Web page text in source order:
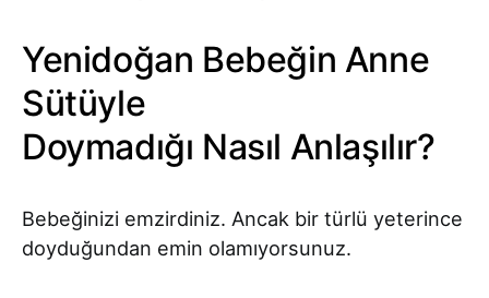
Yenidoğan Bebeğin Anne
Sütüyle
Doymadığı Nasıl Anlaşılır?
Bebeğinizi emzirdiniz. Ancak bir türlü yeterince
doyduğundan emin olamıyorsunuz.